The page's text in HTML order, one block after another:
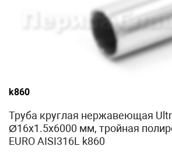
k860
Труба круглая нержавеющая
Ø16х1.5х6000 мм, тройная
EURO AISI316L k860